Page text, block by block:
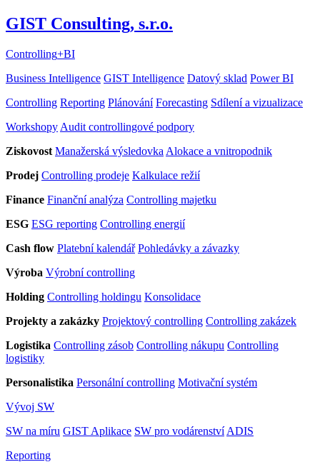
GIST Consulting, s.r.o.
Controlling+BI
Business Intelligence GIST Intelligence Datový sklad Power BI
Controlling Reporting Plánování Forecasting Sdílení a vizualizace
Workshopy Audit controllingové podpory
Ziskovost Manažerská výsledovka Alokace a vnitropodnik
Prodej Controlling prodeje Kalkulace režií
Finance Finanční analýza Controlling majetku
ESG ESG reporting Controlling energií
Cash flow Platební kalendář Pohledávky a závazky
Výroba Výrobní controlling
Holding Controlling holdingu Konsolidace
Projekty a zakázky Projektový controlling Controlling zakázek
Logistika Controlling zásob Controlling nákupu Controlling
logistiky
Personalistika Personální controlling Motivační systém
Vývoj SW
SW na míru GIST Aplikace SW pro vodárenství ADIS
Reporting